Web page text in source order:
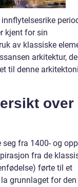
kjent for sin
av klassiske
arkitektur,
til denne
over
seg fra 1400- og
fra de
førte til et
grunnlaget for den